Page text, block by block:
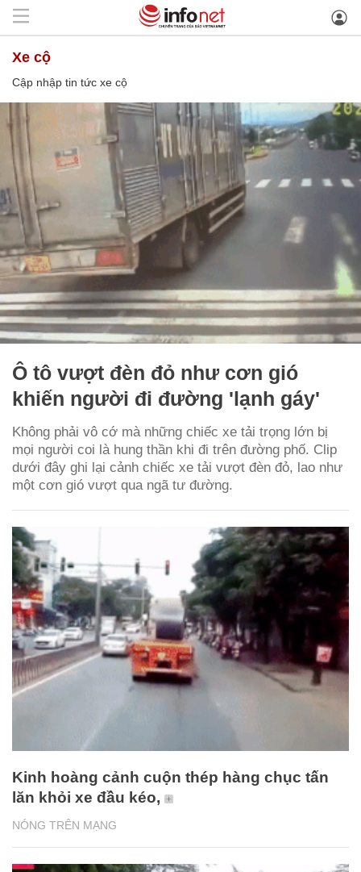
xe cộ
Cập nhập tin tức xe cộ
Ô tô vượt đèn đỏ như cơn gió
khiến người đi đường 'lạnh gáy'
Không phải vô cớ mà những chiếc xe tải trọng lớn bị
mọi người coi là hung thần khi đi trên đường phố. Clip
dưới đây ghi lại cảnh chiếc xe tải vượt đèn đỏ, lao như
một cơn gió vượt qua ngã tư đường.
NÓNG TRÊN MẠNG
Kinh hoàng cảnh cuộn thép hàng chục tấn
lăn khỏi xe đầu kéo,